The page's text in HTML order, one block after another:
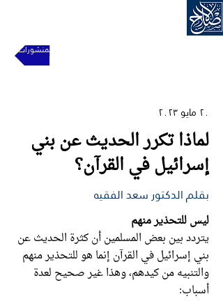
للعودة إلى المنشورات
٢٠ مايو ٢٠٢٣
لماذا تكرر الحديث عن بني
إسرائيل في القرآن؟
بقلم الدكتور سعد الفقيه
ليس للتحذير منهم
يتردد بين بعض المسلمين أن كثرة الحديث عن
بني إسرائيل في القرآن إنما هو للتحذير منهم
والتنبيه من كيدهم، وهذا غير صحيح لعدة
أسباب: